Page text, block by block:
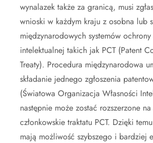
wynalazek także za granicą, musi
wnioski w każdym kraju z osobna lub
międzynarodowych systemów ochrony
intelektualnej takich jak PCT (Patent
Treaty). Procedura międzynarodowa
składanie jednego zgłoszenia
(Światowa Organizacja Własności
następnie może zostać rozszerzone
członkowskie traktatu PCT. Dzięki
mają możliwość szybszego i bardziej